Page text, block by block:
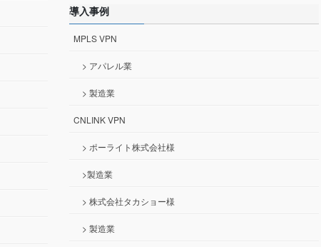
導入事例
MPLS VPN
> アパレル業
> 製造業
CNLINK VPN
> ポーライト株式会社様
>製造業
> 株式会社タカショー様
> 製造業